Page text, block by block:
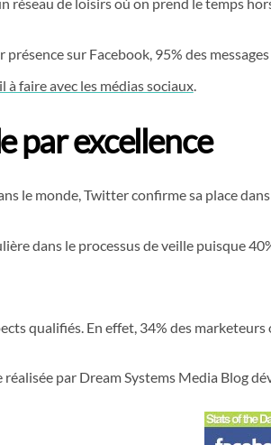
sur Facebook, 95% des
faire avec les médias sociaux.
par excellence
le monde, Twitter confirme sa place
dans le processus de veille puisque
qualifiés. En effet, 34% des
par Dream Systems Media Blog